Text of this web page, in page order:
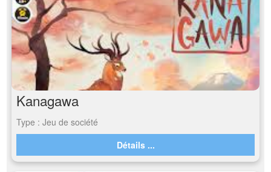
Kanagawa
Type : Jeu de société
Détails ...